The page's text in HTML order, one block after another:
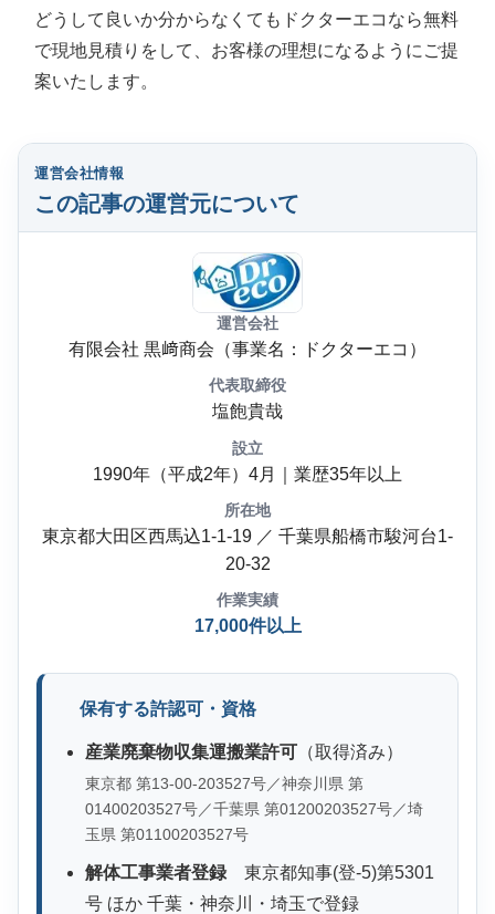
どうして良いか分からなくてもドクターエコなら無料
で現地見積りをして、お客様の理想になるようにご提
案いたします。
運営会社情報
この記事の運営元について
運営会社
有限会社 黒﨑商会（事業名：ドクターエコ）
代表取締役
塩飽貴哉
設立
1990年（平成2年）4月｜業歴35年以上
所在地
東京都大田区西馬込1-1-19 ／ 千葉県船橋市駿河台1-
20-32
作業実績
17,000件以上
保有する許認可・資格
産業廃棄物収集運搬業許可 （取得済み）
東京都 第13-00-203527号／神奈川県 第
01400203527号／千葉県 第01200203527号／埼
玉県 第01100203527号
解体工事業者登録 東京都知事(登-5)第5301
号 ほか 千葉・神奈川・埼玉で登録